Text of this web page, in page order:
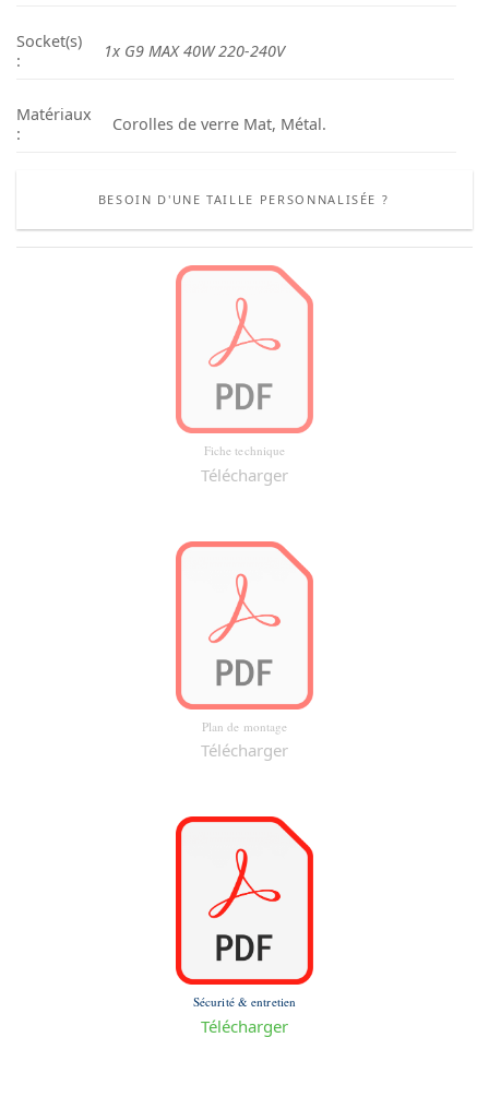
Socket(s)
:
1x G9 MAX 40W 220-240V
Matériaux
:
Corolles de verre Mat, Métal.
BESOIN D'UNE TAILLE PERSONNALISÉE ?
Fiche technique
Télécharger
Plan de montage
Télécharger
Sécurité & entretien
Télécharger